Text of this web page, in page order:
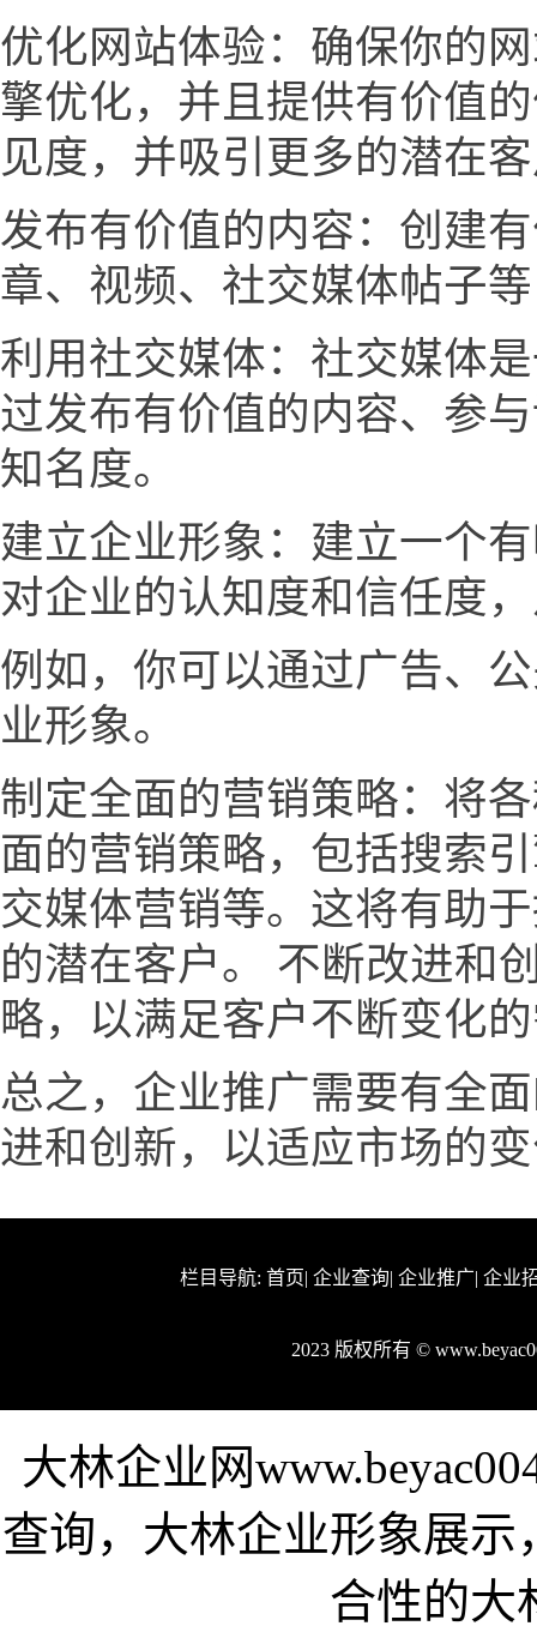
优化网站体验：确保你的
擎优化，并且提供有价值
见度，并吸引更多的潜在
发布有价值的内容：创建
章、视频、社交媒体帖子
利用社交媒体：社交媒体
过发布有价值的内容、参
知名度。
建立企业形象：建立一个
对企业的认知度和信任度
例如，你可以通过广告、
业形象。
制定全面的营销策略：将
面的营销策略，包括搜索
交媒体营销等。这将有助
的潜在客户。 不断改进和
略，以满足客户不断变化
总之，企业推广需要有全
进和创新，以适应市场的
栏目导航: 首页| 企业查询| 企业推广| 企业
2023 版权所有 ©
大林企业网
查询，大林企业形象展
合性的大